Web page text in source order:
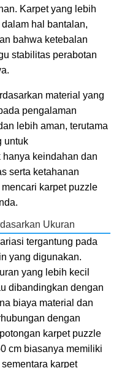
Karpet yang lebih
hal bantalan,
bahwa ketebalan
stabilitas perabotan
material yang
pengalaman
lebih aman, terutama
untuk
keindahan dan
serta ketahanan
karpet puzzle
Ukuran
tergantung pada
yang digunakan.
yang lebih kecil
dibandingkan dengan
biaya material dan
dengan
karpet puzzle
cm biasanya memiliki
karpet